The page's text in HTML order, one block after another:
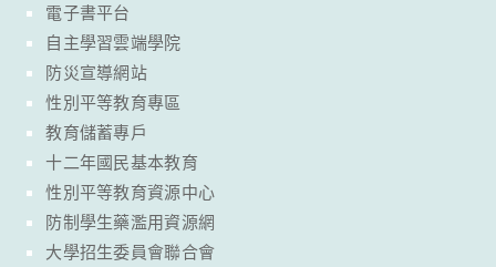
電子書平台
自主學習雲端學院
防災宣導網站
性別平等教育專區
教育儲蓄專戶
十二年國民基本教育
性別平等教育資源中心
防制學生藥濫用資源網
大學招生委員會聯合會